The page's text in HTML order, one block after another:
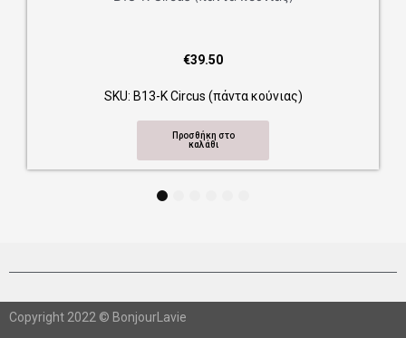
€39.50
SKU: Β13-Κ Circus (πάντα κούνιας)
Προσθήκη στο
καλάθι
4
Copyright 2022 © BonjourLavie